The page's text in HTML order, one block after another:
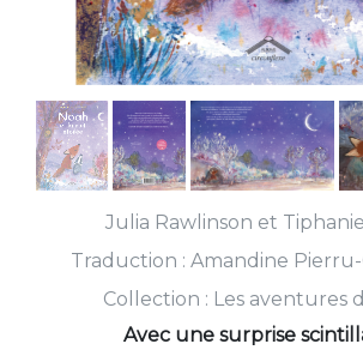
Julia Rawlinson et
Traduction : Amandine
Collection : Les aventures
Avec une surprise